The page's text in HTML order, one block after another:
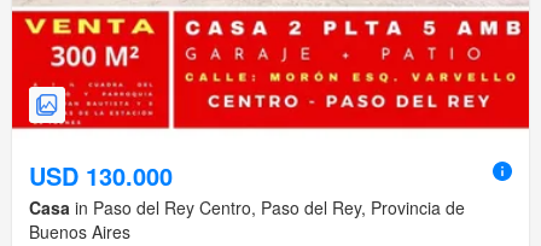
USD 130.000
Casa in Paso del Rey Centro, Paso del Rey, Provincia de
Buenos Aires